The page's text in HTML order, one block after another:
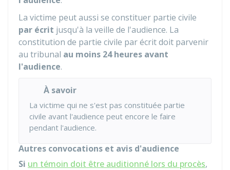
La victime peut aussi se constituer partie civile
par écrit jusqu'à la veille de l'audience. La
constitution de partie civile par écrit doit parvenir
au tribunal au moins 24 heures avant
l'audience.
À savoir
La victime qui ne s'est pas constituée partie
civile avant l'audience peut encore le faire
pendant l'audience.
Autres convocations et avis d'audience
Si un témoin doit être auditionné lors du procès,